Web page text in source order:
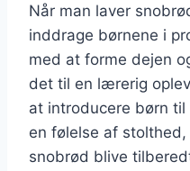
Når man laver
inddrage børnene i
med at forme dejen
det til en lærerig
at introducere børn
en følelse af
snobrød blive